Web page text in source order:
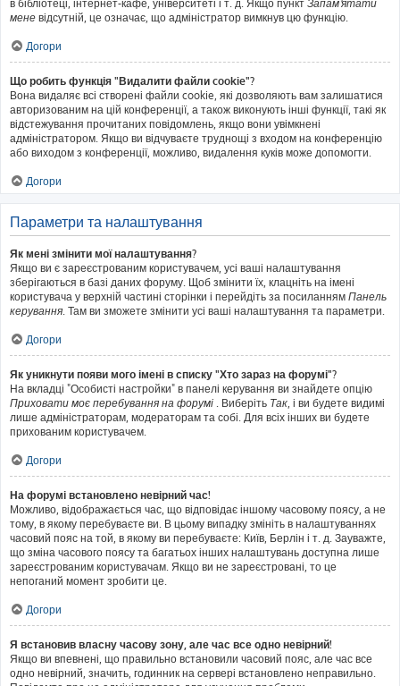
в бібліотеці, інтернет-кафе, університеті і т. д. Якщо пункт Запам'ятати
мене відсутній, це означає, що адміністратор вимкнув цю функцію.
Догори
Що робить функція "Видалити файли cookie"?
Вона видаляє всі створені файли cookie, які дозволяють вам залишатися
авторизованим на цій конференції, а також виконують інші функції, такі як
відстежування прочитаних повідомлень, якщо вони увімкнені
адміністратором. Якщо ви відчуваєте труднощі з входом на конференцію
або виходом з конференції, можливо, видалення куків може допомогти.
Догори
Параметри та налаштування
Як мені змінити мої налаштування?
Якщо ви є зареєстрованим користувачем, усі ваші налаштування
зберігаються в базі даних форуму. Щоб змінити їх, клацніть на імені
користувача у верхній частині сторінки і перейдіть за посиланням Панель
керування. Там ви зможете змінити усі ваші налаштування та параметри.
Догори
Як уникнути появи мого імені в списку "Хто зараз на форумі"?
На вкладці "Особисті настройки" в панелі керування ви знайдете опцію
Приховати моє перебування на форумі . Виберіть Так, і ви будете видимі
лише адміністраторам, модераторам та собі. Для всіх інших ви будете
прихованим користувачем.
Догори
На форумі встановлено невірний час!
Можливо, відображається час, що відповідає іншому часовому поясу, а не
тому, в якому перебуваєте ви. В цьому випадку змініть в налаштуваннях
часовий пояс на той, в якому ви перебуваєте: Київ, Берлін і т. д. Зауважте,
що зміна часового поясу та багатьох інших налаштувань доступна лише
зареєстрованим користувачам. Якщо ви не зареєстровані, то це
непоганий момент зробити це.
Догори
Я встановив власну часову зону, але час все одно невірний!
Якщо ви впевнені, що правильно встановили часовий пояс, але час все
одно невірний, значить, годинник на сервері встановлено неправильно.